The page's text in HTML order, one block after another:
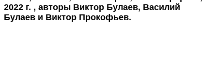
2022 г. , авторы Виктор Булаев, Василий
Булаев и Виктор Прокофьев.